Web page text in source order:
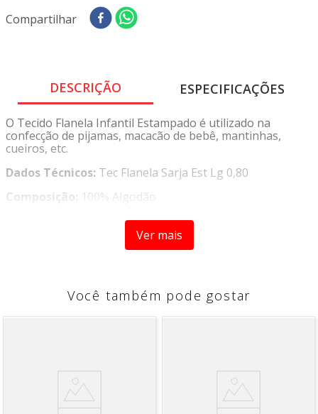
Compartilhar
DESCRIÇÃO ESPECIFICAÇÕES
O Tecido Flanela Infantil Estampado é utilizado na
confecção de pijamas, macacão de bebê, mantinhas,
cueiros, etc.
Dados Técnicos: Tec Flanela Sarja Est Lg 0,80
Composição: 100% Algodão
- Temperatura Máxima de Lavagem 30°C processo suave
- Não alvejar / Não branquear
- Temperatura máxima da base do ferro a 150°C
- Não limpar a seco
Ver mais
Você também pode gostar